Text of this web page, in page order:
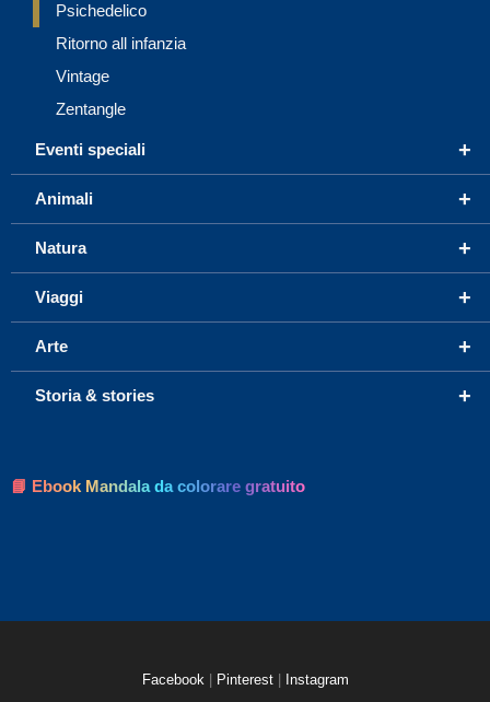
Psichedelico
Ritorno all infanzia
Vintage
Zentangle
+
Eventi speciali
+
Animali
+
Natura
+
Viaggi
+
Arte
+
Storia & stories
📘 Ebook Mandala da colorare gratuito
Facebook Pinterest Instagram